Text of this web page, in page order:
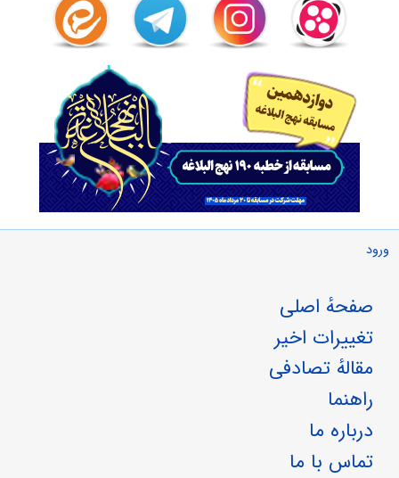
ورود
صفحهٔ اصلی
تغییرات اخیر
مقالهٔ تصادفی
راهنما
درباره ما
تماس با ما